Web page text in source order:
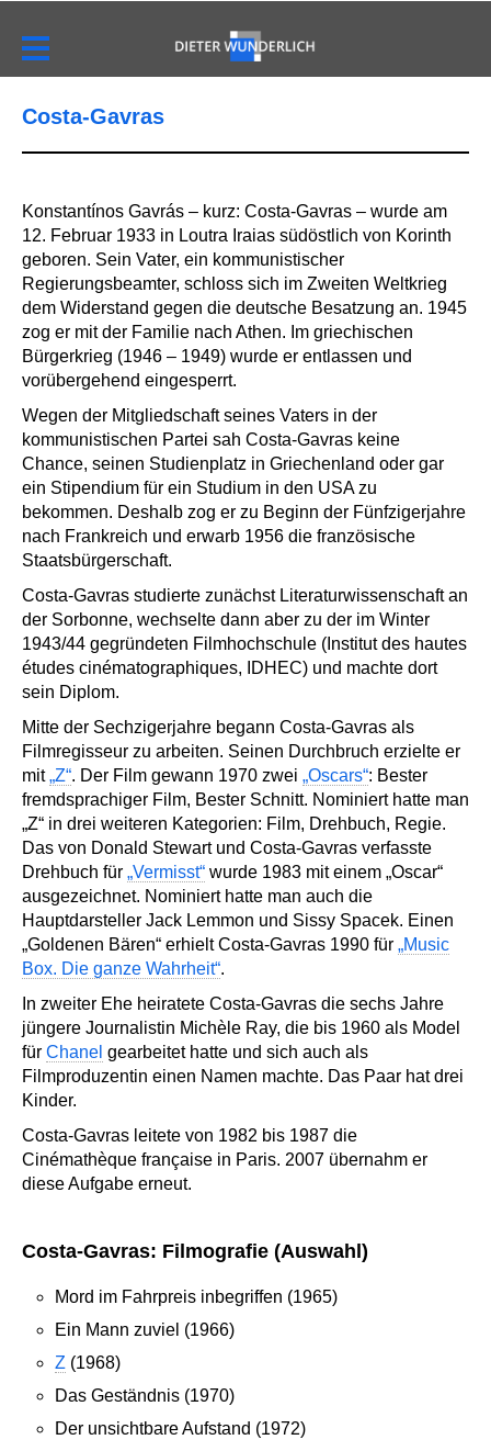
Costa-Gavras
Konstantínos Gavrás – kurz: Costa-Gavras – wurde am
12. Februar 1933 in Loutra Iraias südöstlich von Korinth
geboren. Sein Vater, ein kommunistischer
Regierungsbeamter, schloss sich im Zweiten Weltkrieg
dem Widerstand gegen die deutsche Besatzung an. 1945
zog er mit der Familie nach Athen. Im griechischen
Bürgerkrieg (1946 – 1949) wurde er entlassen und
vorübergehend eingesperrt.
Wegen der Mitgliedschaft seines Vaters in der
kommunistischen Partei sah Costa-Gavras keine
Chance, seinen Studienplatz in Griechenland oder gar
ein Stipendium für ein Studium in den USA zu
bekommen. Deshalb zog er zu Beginn der Fünfzigerjahre
nach Frankreich und erwarb 1956 die französische
Staatsbürgerschaft.
Costa-Gavras studierte zunächst Literaturwissenschaft an
der Sorbonne, wechselte dann aber zu der im Winter
1943/44 gegründeten Filmhochschule (Institut des hautes
études cinématographiques, IDHEC) und machte dort
sein Diplom.
Mitte der Sechzigerjahre begann Costa-Gavras als
Filmregisseur zu arbeiten. Seinen Durchbruch erzielte er
mit„Z“. Der Film gewann 1970 zwei „Oscars“: Bester
fremdsprachiger Film, Bester Schnitt. Nominiert hatte man
„Z“ in drei weiteren Kategorien: Film, Drehbuch, Regie.
Das von Donald Stewart und Costa-Gavras verfasste
Drehbuch für „Vermisst“ wurde 1983 mit einem „Oscar“
ausgezeichnet. Nominiert hatte man auch die
Hauptdarsteller Jack Lemmon und Sissy Spacek. Einen
„Goldenen Bären“ erhielt Costa-Gavras 1990 für „Music
Box. Die ganze Wahrheit“.
In zweiter Ehe heiratete Costa-Gavras die sechs Jahre
jüngere Journalistin Michèle Ray, die bis 1960 als Model
für Chanel gearbeitet hatte und sich auch als
Filmproduzentin einen Namen machte. Das Paar hat drei
Kinder.
Costa-Gavras leitete von 1982 bis 1987 die
Cinémathèque française in Paris. 2007 übernahm er
diese Aufgabe erneut.
Costa-Gavras: Filmografie (Auswahl)
Mord im Fahrpreis inbegriffen (1965)
Ein Mann zuviel (1966)
Z (1968)
Das Geständnis (1970)
Der unsichtbare Aufstand (1972)